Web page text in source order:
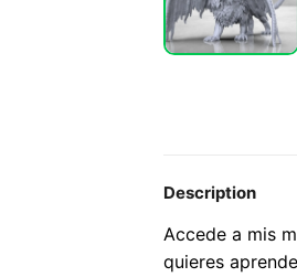
Description
Accede a mis
quieres